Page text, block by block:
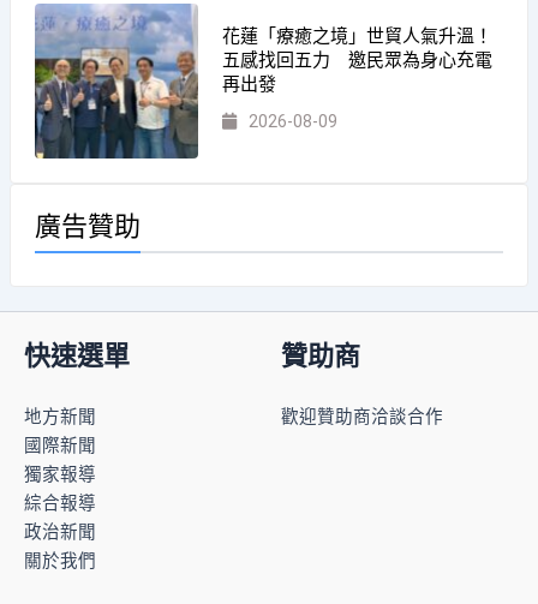
花蓮「療癒之境」世貿人氣升溫！
五感找回五力 邀民眾為身心充電
再出發
2026-08-09
廣告贊助
快速選單
地方新聞
國際新聞
獨家報導
綜合報導
政治新聞
關於我們
贊助商
歡迎贊助商洽談合作